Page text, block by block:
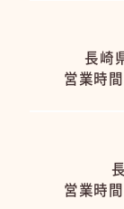
長崎
営業時
営業時